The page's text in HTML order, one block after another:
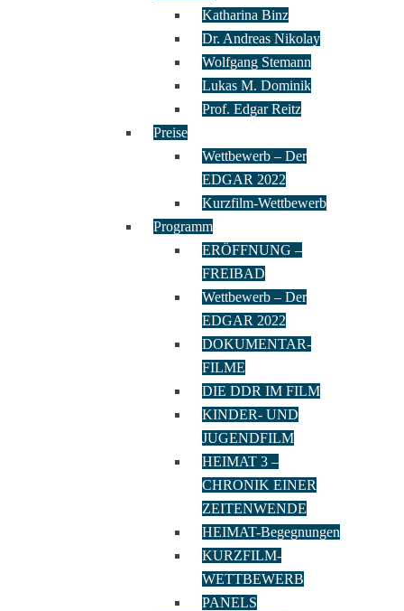
Katharina Binz
Dr. Andreas Nikolay
Wolfgang Stemann
Lukas M. Dominik
Prof. Edgar Reitz
Preise
Wettbewerb – Der
EDGAR 2022
Kurzfilm-Wettbewerb
Programm
ERÖFFNUNG –
FREIBAD
Wettbewerb – Der
EDGAR 2022
DOKUMENTAR-
FILME
DIE DDR IM FILM
KINDER- UND
JUGENDFILM
HEIMAT 3 –
CHRONIK EINER
ZEITENWENDE
HEIMAT-Begegnungen
KURZFILM-
WETTBEWERB
PANELS